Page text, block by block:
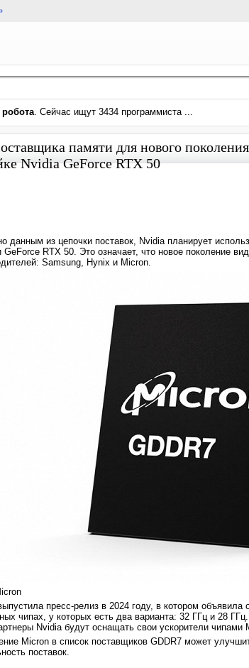
робота. Сейчас ищут 3434 программиста ...
памяти для нового
Nvidia GeForce RTX 50
данным из цепочки поставок, Nvidia планирует
GeForce RTX 50. Это означает, что новое поколение
Samsung, Hynix и Micron.
пресс-релиз в 2024 году, в котором
чипах, у которых есть два варианта: 32 ГГц и 28
Nvidia будут оснащать свои ускорители чипами
Micron в список поставщиков GDDR7 может
поставок.